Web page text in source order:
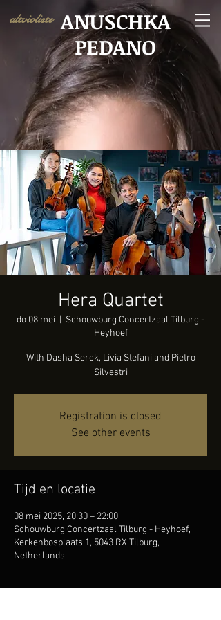
ANUSCHKA
PEDANO
altvioliste
Hera Quartet
do 08 mei
Schouwburg Concertzaal Tilburg -
Heyhoef
With Dasha Serck, Livia Stefani and Pietro
Silvestri
Registration is closed
See other events
Tijd en locatie
08 mei 2025, 20:30 – 22:00
Schouwburg Concertzaal Tilburg - Heyhoef,
Kerkenbosplaats 1, 5043 RX Tilburg,
Netherlands